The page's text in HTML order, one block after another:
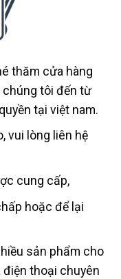
thăm cửa hàng
chúng tôi đến từ
tại việt nam.
vui lòng liên hệ
cung cấp,
hoặc để lại
sản phẩm cho
thoại chuyên